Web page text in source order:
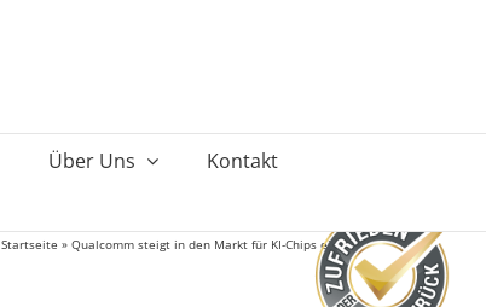
Über Uns Kontakt
Startseite » Qualcomm steigt in den Markt für KI-Chips ein